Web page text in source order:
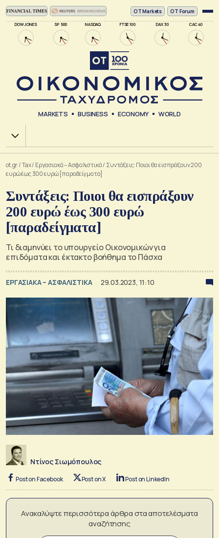
DOW JONES SP 500 NASDAQ FTSE 100 DAX 30 CAC 40
ΟΤ Markets OT Forum
MARKETS BUSINESS ECONOMY WORLD
Χ.Α.
ot.gr/Tax/ Εργασιακά – Ασφαλιστικά/ Συντάξεις: Ποιοι θα εισπράξουν 200
ευρώ έως 300 ευρώ [παραδείγματα]
Συντάξεις: Ποιοι θα εισπράξουν
200 ευρώ έως 300 ευρώ
[παραδείγματα]
Τι διαμηνύει το υπουργείο Οικονομικών για
επιδόματα και έκτακτο βοήθημα το Πάσχα
ΕΡΓΑΣΙΑΚΑ – ΑΣΦΑΛΙΣΤΙΚΑ 29.03.2023, 11:10
Ντίνος Σιωμόπουλος
Post on Facebook Post on X Post on LinkedIn
Ανακαλύψτε περισσότερα άρθρα στα αποτελέσματα
αναζήτησης